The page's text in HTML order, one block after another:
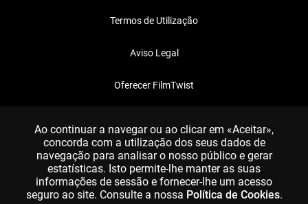
Termos de Utilização
Aviso Legal
Oferecer FilmTwist
Ao continuar a navegar ou ao clicar em «Aceitar»,
concorda com a utilização dos seus dados de
navegação para analisar o nosso público e gerar
estatísticas. Isto permite-lhe manter as suas
informações de sessão e fornecer-lhe um acesso
seguro ao site. Consulte a nossa Política de Cookies.